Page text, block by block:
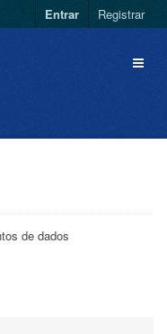
Entrar Registrar
de dados